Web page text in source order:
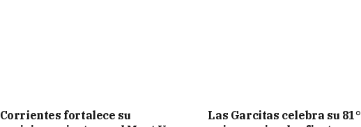
Corrientes fortalece su
Las Garcitas celebra su 81°